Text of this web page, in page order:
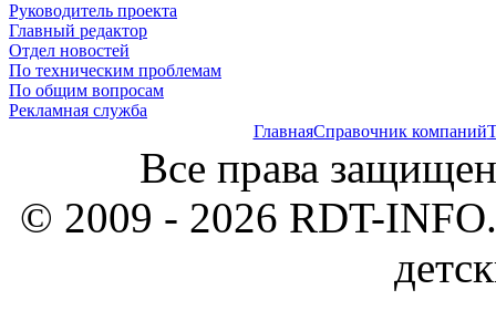
Руководитель проекта
Главный редактор
Отдел новостей
По техническим проблемам
По общим вопросам
Рекламная служба
ГлавнаяСправочник компаний
Все права
© 2009 - 2026 RDT-